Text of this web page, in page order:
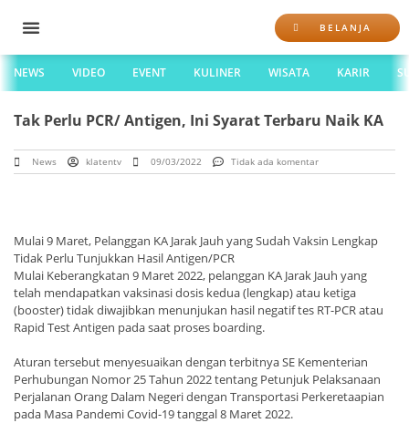
BELANJA
NEWS VIDEO EVENT KULINER WISATA KARIR
Tak Perlu PCR/ Antigen, Ini Syarat Terbaru Naik KA
News klatentv 09/03/2022 Tidak ada komentar
Mulai 9 Maret, Pelanggan KA Jarak Jauh yang Sudah Vaksin Lengkap
Tidak Perlu Tunjukkan Hasil Antigen/PCR
Mulai Keberangkatan 9 Maret 2022, pelanggan KA Jarak Jauh yang
telah mendapatkan vaksinasi dosis kedua (lengkap) atau ketiga
(booster) tidak diwajibkan menunjukan hasil negatif tes RT-PCR atau
Rapid Test Antigen pada saat proses boarding.
Aturan tersebut menyesuaikan dengan terbitnya SE Kementerian
Perhubungan Nomor 25 Tahun 2022 tentang Petunjuk Pelaksanaan
Perjalanan Orang Dalam Negeri dengan Transportasi Perkeretaapian
pada Masa Pandemi Covid-19 tanggal 8 Maret 2022.